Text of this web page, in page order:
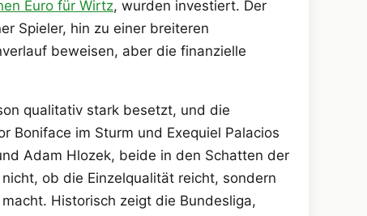
Euro für Wirtz, wurden investiert. Der
Spieler, hin zu einer breiteren
beweisen, aber die finanzielle
qualitativ stark besetzt, und die
Boniface im Sturm und Exequiel Palacios
Adam Hlozek, beide in den Schatten der
ob die Einzelqualität reicht, sondern
Historisch zeigt die Bundesliga,